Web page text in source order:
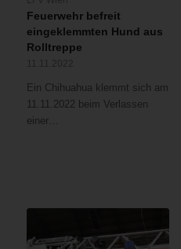
Feuerwehr befreit
eingeklemmten Hund aus
Rolltreppe
Ein Chihuahua klemmt sich am
11.11.2022 beim Verlassen
einer…